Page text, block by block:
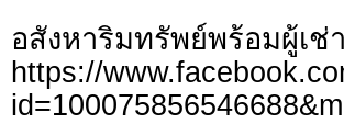
อสังหาริมทรัพย์พร้อมผู้เช่า
https://